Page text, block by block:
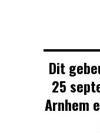
Dit
25
Arnhem